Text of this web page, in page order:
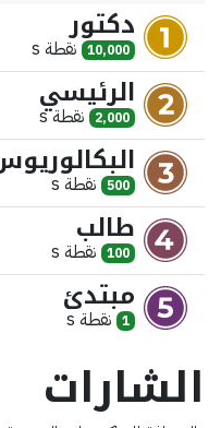
دكتور
10,000 نقطة s
الرئيسي
2,000 نقطةs
500 نقطة s
طالب
100 نقطة s
مبتدئ
1 نقطة s
الشارات